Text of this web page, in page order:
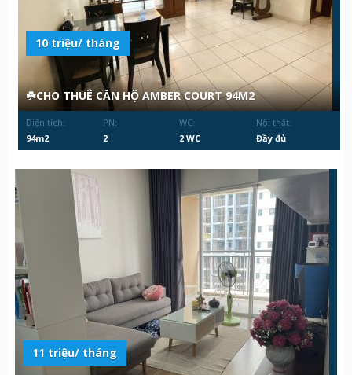
10 triệu/ tháng
☘️CHO THUÊ CĂN HỘ AMBER COURT 94M2
Diện tích:
94m2
PN:
2
WC:
2 WC
Nội thất:
Đầy đủ
11 triệu/ tháng